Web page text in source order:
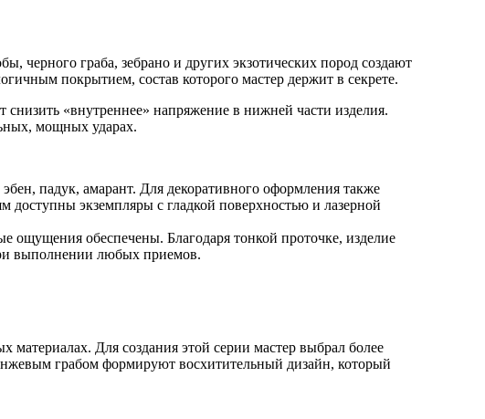
черного граба, зебрано и других экзотических пород создают
покрытием, состав которого мастер держит в секрете.
«внутреннее» напряжение в нижней части изделия.
мощных ударах.
падук, амарант. Для декоративного оформления также
доступны экземпляры с гладкой поверхностью и лазерной
ощущения обеспечены. Благодаря тонкой проточке, изделие
выполнении любых приемов.
Для создания этой серии мастер выбрал более
грабом формируют восхитительный дизайн, который